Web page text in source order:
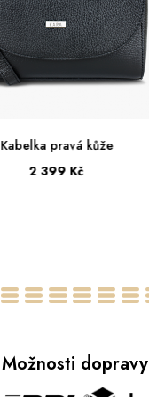
Kabelka pravá kůže
2 399 Kč
Možnosti dopravy